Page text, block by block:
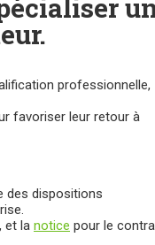
professionnelle,
favoriser leur retour à
des dispositions
, et la notice pour le